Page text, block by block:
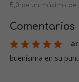
5,0 de un máximo de
Comentarios
buenísima en su